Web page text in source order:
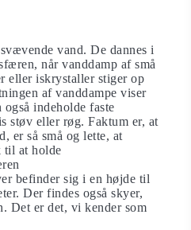
vand. De dannes i
når vanddamp af små
eller iskrystaller stiger op
af vanddampe viser
indeholde faste
støv eller røg. Faktum er, at
er så små og lette, at
til at holde
befinder sig i en højde til
Der findes også skyer,
Det er det, vi kender som